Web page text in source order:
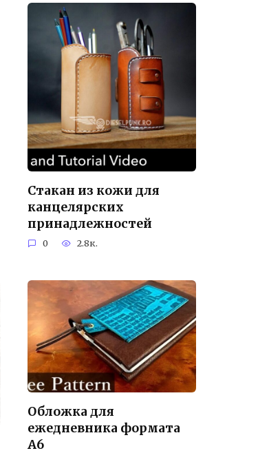
Стакан из кожи для
канцелярских
принадлежностей
0 2.8к.
Обложка для
ежедневника формата
А6